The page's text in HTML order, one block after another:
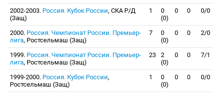
2002-2003. Россия. Кубок России, СКА Р/Д
(Защ)
1
0
(0)
0 0 0/0
2000. Россия. Чемпионат России. Премьер-
лига, Ростсельмаш (Защ)
7
0
(0)
0 0 2/0
1999. Россия. Чемпионат России. Премьер-
лига, Ростсельмаш (Защ)
23
2
(0)
0 0 7/1
1999-2000. Россия. Кубок России,
Ростсельмаш (Защ)
1
0
(0)
0 0 0/0